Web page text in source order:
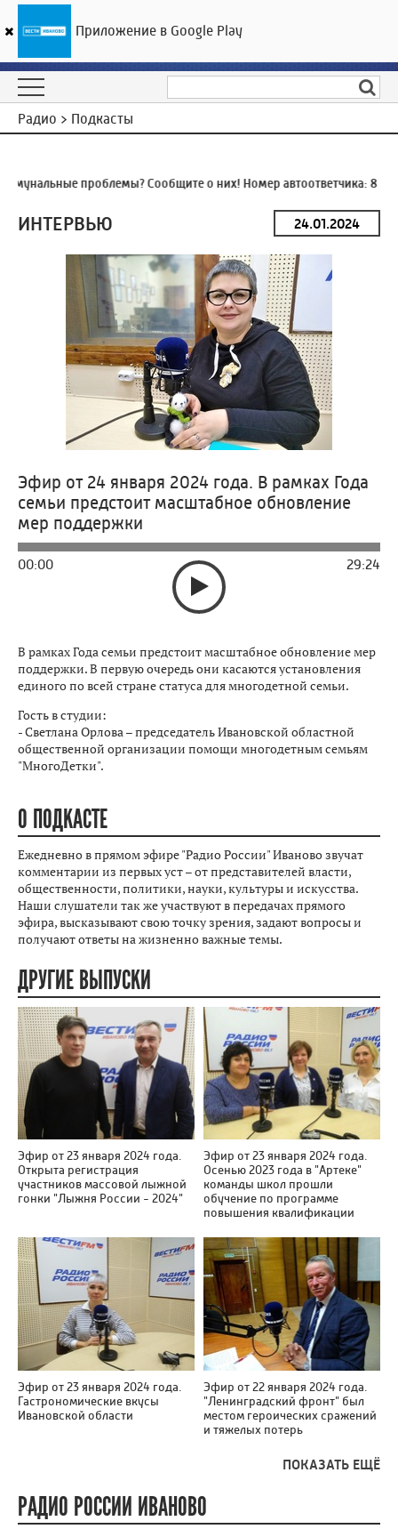
ГТРК «Ивтелерадио»
Радио > Подкасты
проблемы? Сообщите о них! Номер автоответчика:8
ИНТЕРВЬЮ
Эфир от 24 января 2024 года. В рамках Года
семьи предстоит масштабное обновление
мер поддержки
00:00 29:24
В рамках Года семьи предстоит масштабное обновление мер
поддержки. В первую очередь они касаются установления
единого по всей стране статуса для многодетной семьи.
Гость в студии:
- Светлана Орлова – председатель Ивановской областной
общественной организации помощи многодетным семьям
"МногоДетки".
О ПОДКАСТЕ
Ежедневно в прямом эфире "Радио России" Иваново звучат
комментарии из первых уст – от представителей власти,
общественности, политики, науки, культуры и искусства.
Наши слушатели так же участвуют в передачах прямого
эфира, высказывают свою точку зрения, задают вопросы и
получают ответы на жизненно важные темы.
ДРУГИЕ ВЫПУСКИ
Эфир от 23 января 2024 года.
Открыта регистрация
участников массовой лыжной
гонки "Лыжня России - 2024"
Эфир от 23 января 2024 года.
Осенью 2023 года в "Артеке"
команды школ прошли
обучение по программе
повышения квалификации
Эфир от 23 января 2024 года.
Гастрономические вкусы
Ивановской области
Эфир от 22 января 2024 года.
"Ленинградский фронт" был
местом героических сражений
и тяжелых потерь
ПОКАЗАТЬ ЕЩЁ
РАДИО РОССИИ ИВАНОВО
Приложение в Google Play